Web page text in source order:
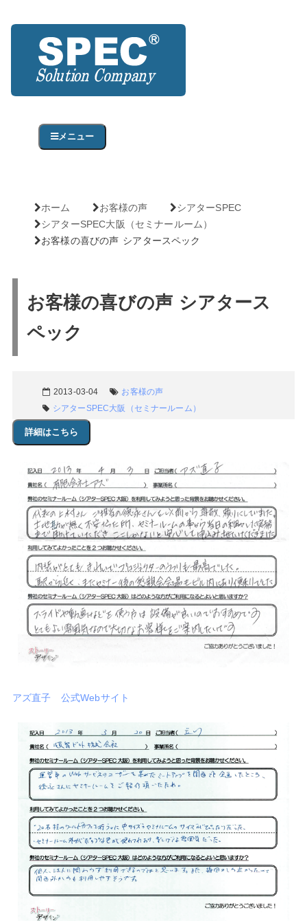
メニュー
ホーム お客様の声
シアターSPEC
シアターSPEC大阪（セミナールーム）
お客様の喜びの声 シアタースペック
お客様の喜びの声 シアタース
ペック
2013-03-04
お客様の声
シアターSPEC大阪（セミナールーム）
詳細はこちら
アズ直子 公式Webサイト